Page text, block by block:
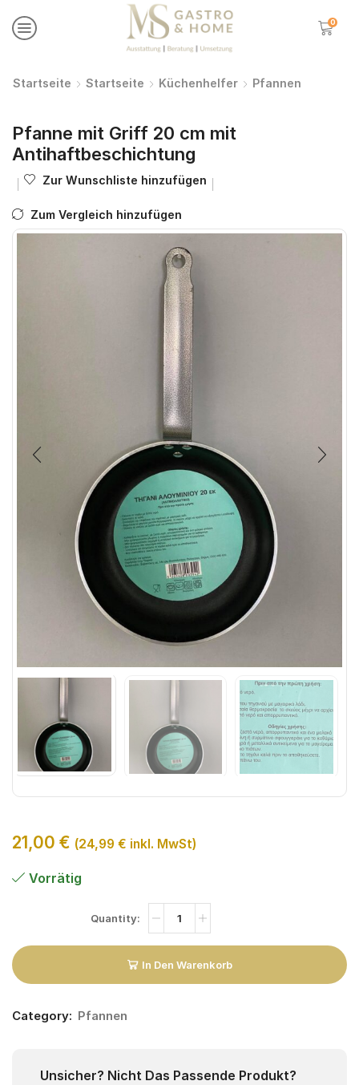
0
Startseite Startseite Küchenhelfer Pfannen
Pfanne mit Griff 20 cm mit
Antihaftbeschichtung
Zur Wunschliste hinzufügen
Zum Vergleich hinzufügen
21,00 € (24,99 € inkl. MwSt)
Vorrätig
In Den Warenkorb
Category: Pfannen
Unsicher? Nicht Das Passende Produkt?